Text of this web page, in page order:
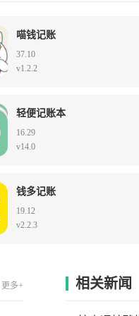
喵钱记账
37.10
v1.2.2
轻便记账本
16.29
v14.0
钱多记账
19.12
v2.2.3
更多+ 相关新闻